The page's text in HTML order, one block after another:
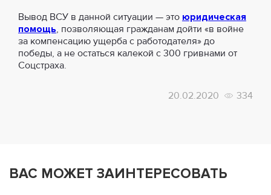
Вывод ВСУ в данной ситуации — это юридическая
помощь, позволяющая гражданам дойти «в войне
за компенсацию ущерба с работодателя» до
победы, а не остаться калекой с 300 гривнами от
Соцстраха.
20.02.2020 334
ВАС МОЖЕТ ЗАИНТЕРЕСОВАТЬ